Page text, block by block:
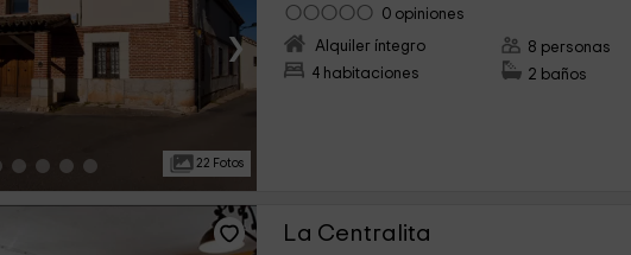
›
22 Fotos
0 opiniones
Alquiler íntegro
4 habitaciones
8 personas
2 baños
La Centralita